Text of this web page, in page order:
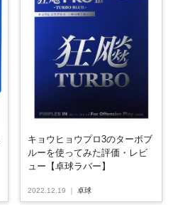
キョウヒョウプロ3のターボブ
ルーを使ってみた評価・レビ
ュー【卓球ラバー】
2022.12.19 卓球